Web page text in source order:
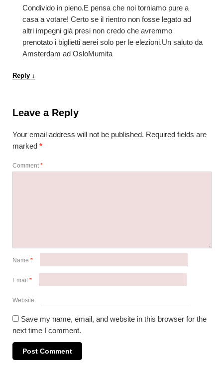
Condivido in pieno.E pensa che noi torniamo pure a
casa a votare! Certo se il rientro non fosse legato ad
altri impegni già presi non credo che avremmo
prenotato i biglietti aerei solo per le elezioni.Un saluto da
Amsterdam ad OsloMumita
Reply ↓
Leave a Reply
Your email address will not be published. Required fields are
marked *
Comment *
Name *
Email *
Website
Save my name, email, and website in this browser for the
next time I comment.